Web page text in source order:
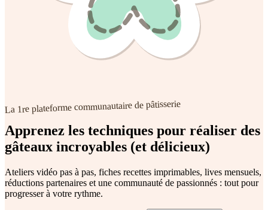
La 1re plateforme communautaire de pâtisserie
Apprenez les techniques pour réaliser des
gâteaux incroyables (et délicieux)
Ateliers vidéo pas à pas, fiches recettes imprimables, lives mensuels,
réductions partenaires et une communauté de passionnés : tout pour
progresser à votre rythme.